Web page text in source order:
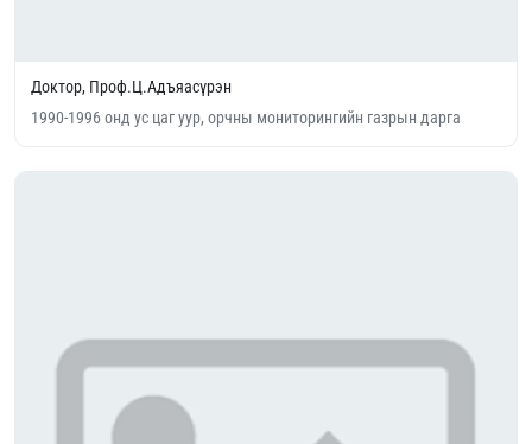
Доктор, Проф.Ц.Адъяасүрэн
1990-1996 онд ус цаг уур, орчны мониторингийн газрын дарга